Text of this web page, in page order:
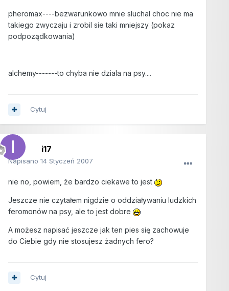
pheromax----bezwarunkowo mnie sluchal choc nie ma
takiego zwyczaju i zrobil sie taki mniejszy (pokaz
podpoządkowania)
alchemy-------to chyba nie dziala na psy....
Cytuj
i17
Napisano 14 Styczeń 2007
nie no, powiem, że bardzo ciekawe to jest
Jeszcze nie czytałem nigdzie o oddziaływaniu ludzkich
feromonów na psy, ale to jest dobre
A możesz napisać jeszcze jak ten pies się zachowuje
do Ciebie gdy nie stosujesz żadnych fero?
Cytuj